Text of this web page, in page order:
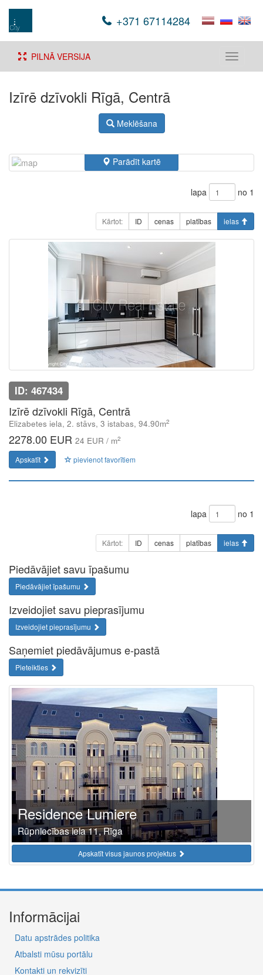
+371 67114284
Toggle
PILNĀ VERSIJA
Izīrē dzīvokli Rīgā, Centrā
Meklēšana
Parādīt kartē
lapa no 1
Kārtot: ID cenas platības ielas
ID: 467434
Izīrē dzīvokli Rīgā, Centrā
Elizabetes iela, 2. stāvs, 3 istabas, 94.90m2
2278.00 EUR 24 EUR / m2
Apskatīt pievienot favorītiem
lapa no 1
Kārtot: ID cenas platības ielas
Piedāvājiet savu īpašumu
Piedāvājiet īpašumu
Izveidojiet savu pieprasījumu
Izveidojiet pieprasījumu
Saņemiet piedāvājumus e-pastā
Pieteikties
Residence Lumiere
Rūpniecības iela 11, Rīga
Apskatīt visus jaunos projektus
Informācijai
Datu apstrādes politika
Atbalsti mūsu portālu
Kontakti un rekvizīti